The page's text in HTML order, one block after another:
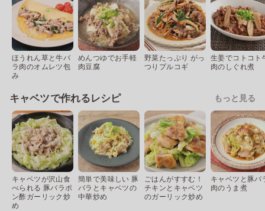
ほうれん草と牛バ
ラ肉のオムレツ包
み
めんつゆでお手軽
肉豆腐
野菜たっぷり がっ
つりプルコギ
生姜でコトコト
肉のしぐれ煮
キャベツで作れるレシピ もっと見る
キャベツが沢山食
べられる 豚バラポ
ン酢ガーリック炒
め
簡単で美味しい 豚
バラとキャベツの
中華炒め
ごはんがすすむ！
チキンとキャベツ
のガーリック炒め
キャベツと豚バ
肉のうま煮